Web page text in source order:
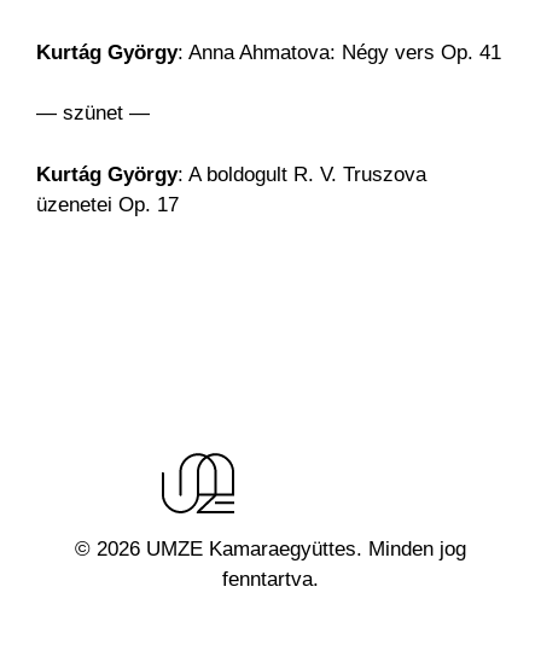
Kurtág György: Anna Ahmatova: Négy vers Op. 41
— szünet —
Kurtág György: A boldogult R. V. Truszova
üzenetei Op. 17
© 2026 UMZE Kamaraegyüttes. Minden jog
fenntartva.